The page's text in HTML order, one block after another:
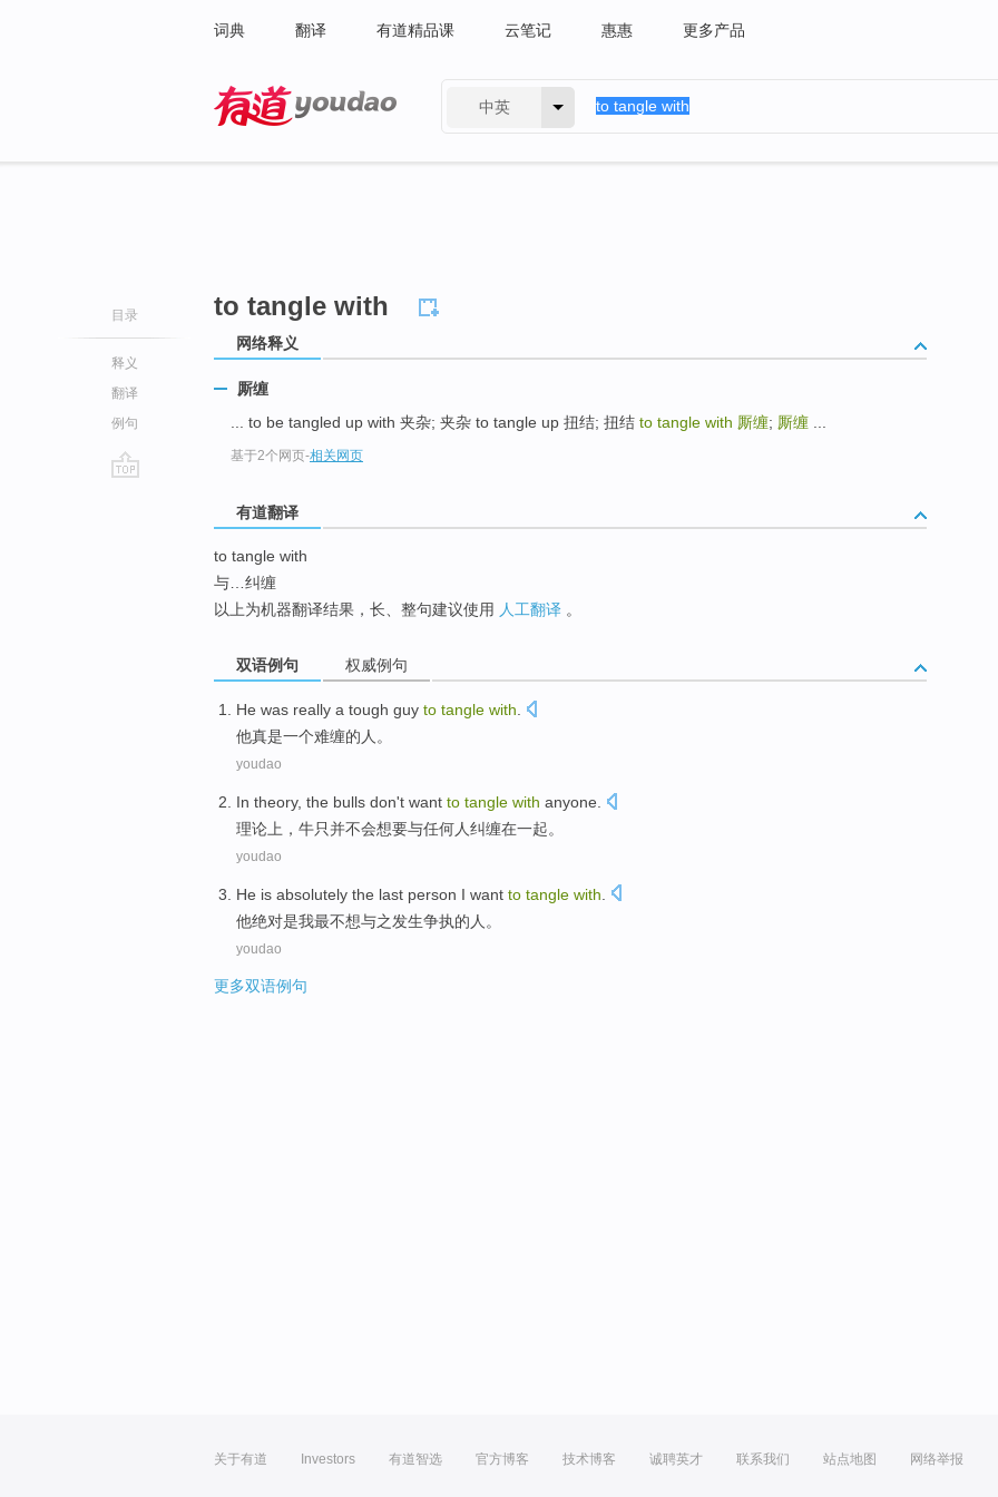
词典 翻译 有道精品课 云笔记 惠惠 更多产品
中英
目录
释义
翻译
例句
to tangle with
网络释义
厮缠
... to be tangled up with 夹杂; 夹杂 to tangle up 扭结; 扭结 to tangle with 厮缠; 厮缠
基于2个网页-相关网页
有道翻译
to tangle with
与…纠缠
以上为机器翻译结果，长、整句建议使用 人工翻译 。
双语例句 权威例句
He was really a tough guy to tangle with
他真是一个难缠的人。
youdao
In theory, the bulls don't want to tangle with anyone
理论上 ， 牛只 并不会想要与任何人纠缠在一起。
youdao
He is absolutely the last person I want to tangle with
他绝对是我最不想与之发生争执的 人 。
youdao
更多双语例句
关于有道 Investors 有道智选 官方博客 技术博客 诚聘英才 联系我们 站点地图 网络举报